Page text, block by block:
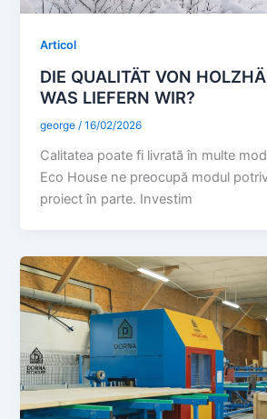
Articol
DIE QUALITÄT VON
WAS LIEFERN WIR?
george/16/02/2026
Calitatea poate fi livrată în multe
Eco House ne preocupă modul
proiect în parte. Investim